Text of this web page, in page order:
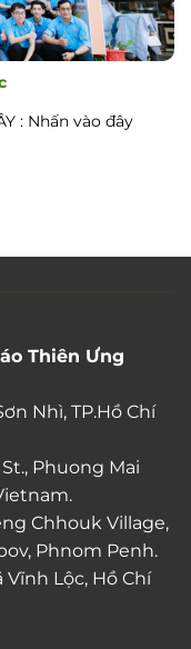
: Nhấn vào đây
Thiên Ưng
Nhì, TP.Hồ Chí
Phuong Mai
Chhouk Village,
Phnom Penh.
Vĩnh Lộc, Hồ Chí